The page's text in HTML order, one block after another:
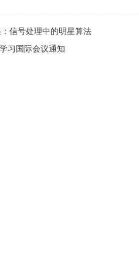
：信号处理中的明星算法
习国际会议通知